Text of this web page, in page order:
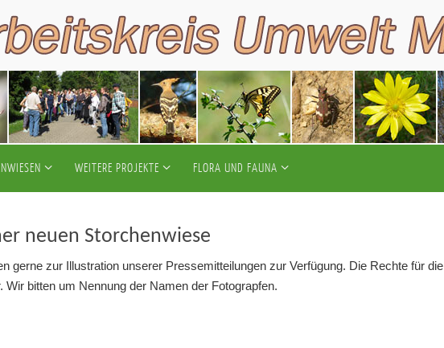
WEITERE PROJEKTE FLORA UND FAUNA
neuen Storchenwiese
gerne zur Illustration unserer Pressemitteilungen zur Verfügung. Die Rechte für die
bitten um Nennung der Namen der Fotograpfen.